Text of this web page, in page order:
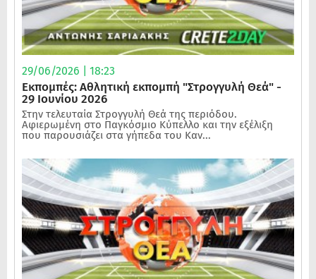
29/06/2026 | 18:23
Εκπομπές: Αθλητική εκπομπή "Στρογγυλή Θεά" -
29 Ιουνίου 2026
Στην τελευταία Στρογγυλή Θεά της περιόδου.
Αφιερωμένη στο Παγκόσμιο Κύπελλο και την εξέλιξη
που παρουσιάζει στα γήπεδα του Καν...